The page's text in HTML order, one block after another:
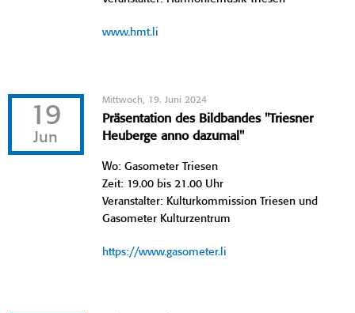
www.hmt.li
19
Jun
Mittwoch, 19. Juni 2024
Präsentation des Bildbandes "Triesner
Heuberge anno dazumal"
Wo: Gasometer Triesen
Zeit: 19.00 bis 21.00 Uhr
Veranstalter: Kulturkommission Triesen und
Gasometer Kulturzentrum
https://www.gasometer.li